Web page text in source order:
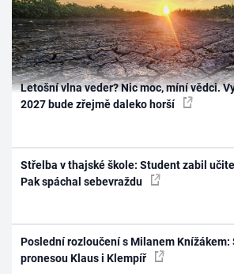
Letošní vlna veder? Nic moc, míní vědci.
2027 bude zřejmě daleko horší
Střelba v thajské škole: Student zabil
Pak spáchal sebevraždu
Poslední rozloučení s Milanem Knížákem:
pronesou Klaus i Klempíř